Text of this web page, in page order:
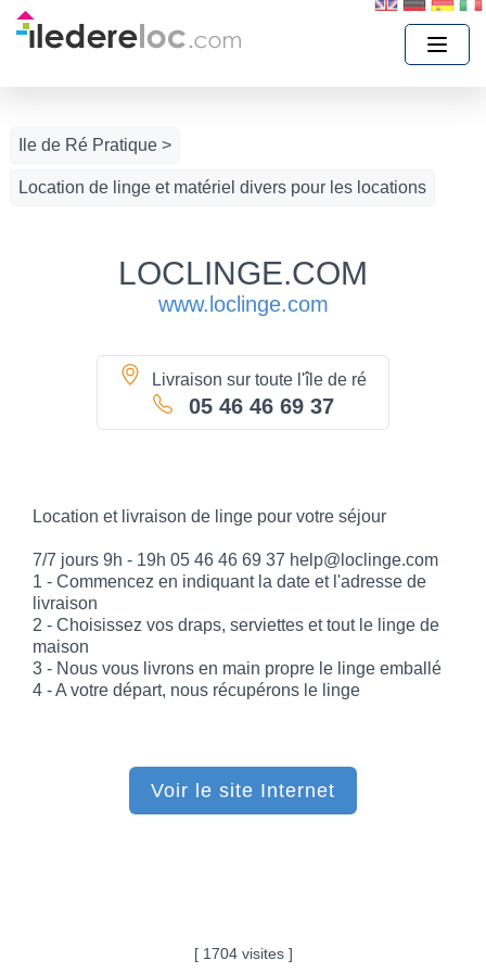
Ile de Ré Pratique >
Location de linge et matériel divers pour les locations
LOCLINGE.COM
www.loclinge.com
Livraison sur toute l'île de ré
05 46 46 69 37
Location et livraison de linge pour votre séjour
7/7 jours 9h - 19h 05 46 46 69 37 help@loclinge.com
1 - Commencez en indiquant la date et l'adresse de
livraison
2 - Choisissez vos draps, serviettes et tout le linge de
maison
3 - Nous vous livrons en main propre le linge emballé
4 - A votre départ, nous récupérons le linge
Voir le site Internet
[ 1704 visites ]